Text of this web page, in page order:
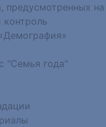
предусмотренных на
контроль
"Семья года"